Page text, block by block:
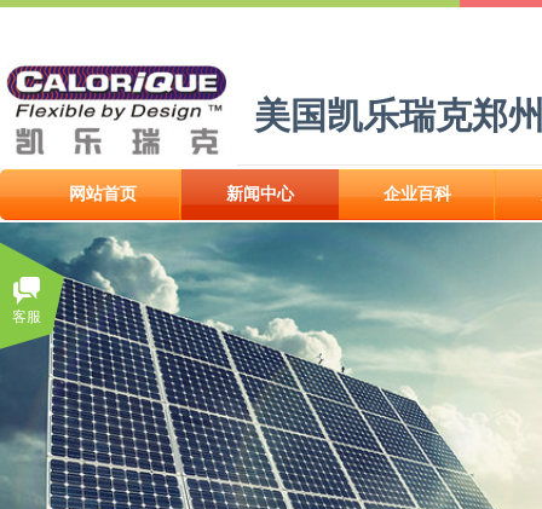
美国凯乐瑞克郑
网站首页 新闻中心 企业百科
客服